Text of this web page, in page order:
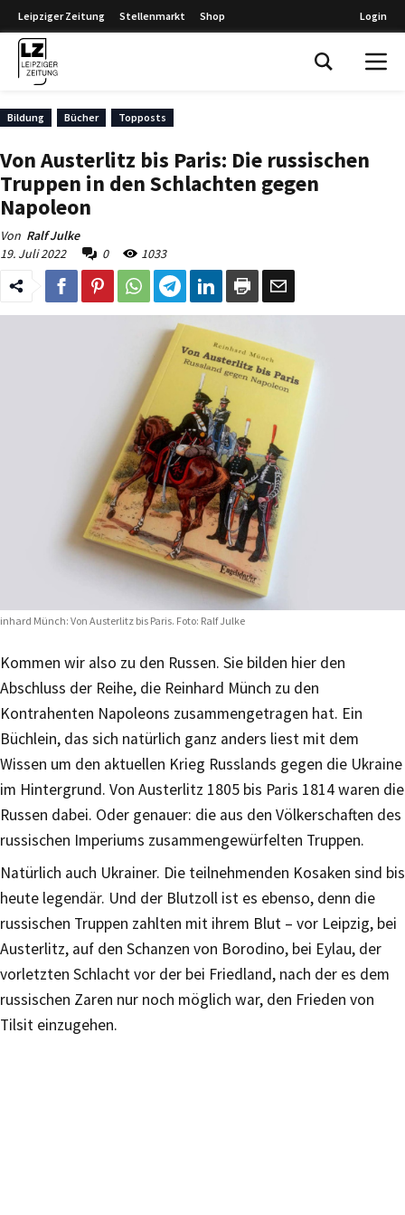
Leipziger Zeitung Stellenmarkt Shop Login
Bildung Bücher Topposts
Von Austerlitz bis Paris: Die russischen
Truppen in den Schlachten gegen
Napoleon
Von Ralf Julke
19. Juli 2022
0 1033
Münch: Von Austerlitz bis Paris. Foto: Ralf Julke
Kommen wir also zu den Russen. Sie bilden hier den
Abschluss der Reihe, die Reinhard Münch zu den
Kontrahenten Napoleons zusammengetragen hat. Ein
Büchlein, das sich natürlich ganz anders liest mit dem
Wissen um den aktuellen Krieg Russlands gegen die Ukraine
im Hintergrund. Von Austerlitz 1805 bis Paris 1814 waren die
Russen dabei. Oder genauer: die aus den Völkerschaften des
russischen Imperiums zusammengewürfelten Truppen.
Natürlich auch Ukrainer. Die teilnehmenden Kosaken sind bis
heute legendär. Und der Blutzoll ist es ebenso, denn die
russischen Truppen zahlten mit ihrem Blut – vor Leipzig, bei
Austerlitz, auf den Schanzen von Borodino, bei Eylau, der
vorletzten Schlacht vor der bei Friedland, nach der es dem
russischen Zaren nur noch möglich war, den Frieden von
Tilsit einzugehen.